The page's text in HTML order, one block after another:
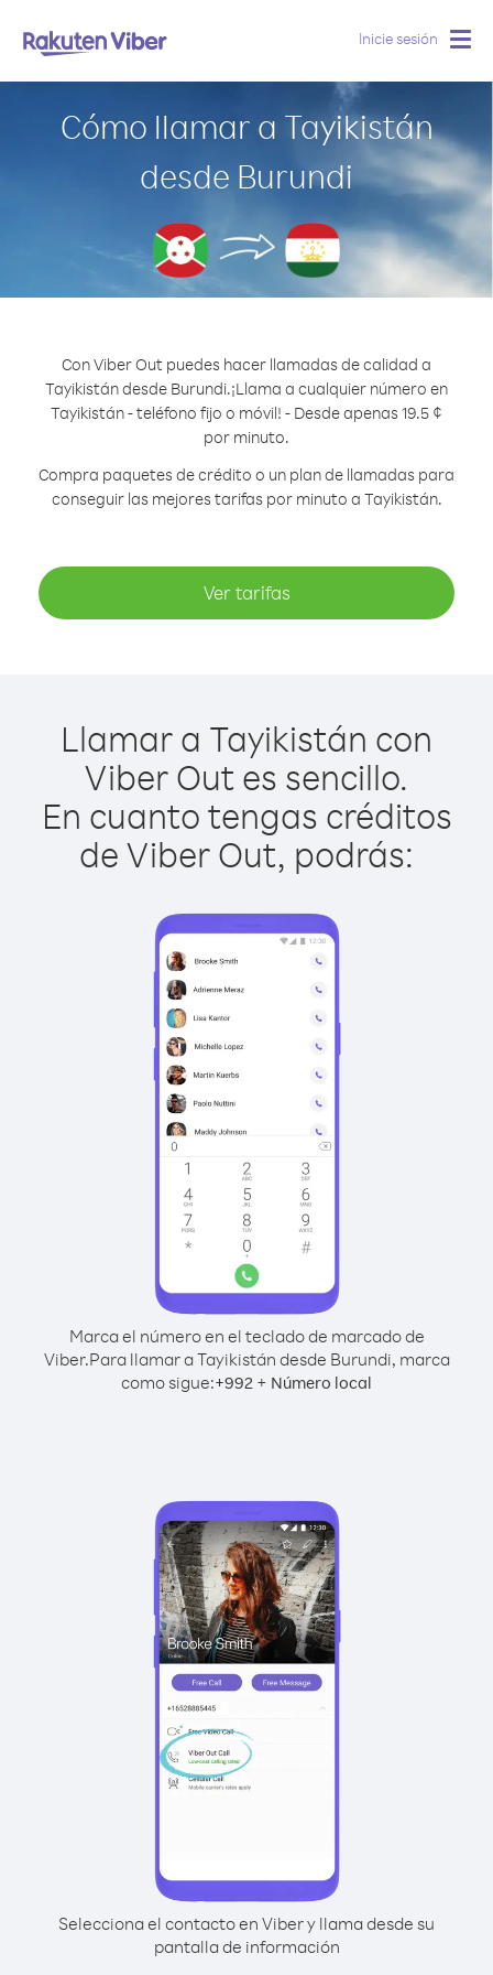
Inicie sesión
Cómo llamar a Tayikistán
desde Burundi
Con Viber Out puedes hacer llamadas de calidad a
Tayikistán desde Burundi.¡Llama a cualquier número en
Tayikistán - teléfono fijo o móvil! - Desde apenas 19.5 ¢
por minuto.
Compra paquetes de crédito o un plan de llamadas para
conseguir las mejores tarifas por minuto a Tayikistán.
Ver tarifas
Llamar a Tayikistán con
Viber Out es sencillo.
En cuanto tengas créditos
de Viber Out, podrás:
Marca el número en el teclado de marcado de
Viber.Para llamar a Tayikistán desde Burundi, marca
como sigue:+992 + Número local
Selecciona el contacto en Viber y llama desde su
pantalla de información